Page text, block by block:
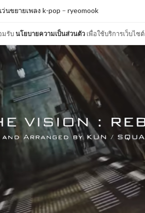
มรับนโยบายความเป็นส่วนตัว เพื่อใช้บริการเว็บไซต์
ว่นขยายเพลง k-pop – ryeomook